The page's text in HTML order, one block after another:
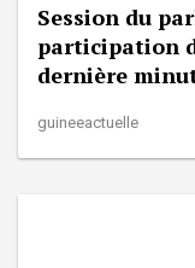
Session du
participation
dernière
guineeactuelle